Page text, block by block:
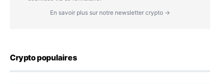
En savoir plus sur notre newsletter crypto →
Crypto populaires